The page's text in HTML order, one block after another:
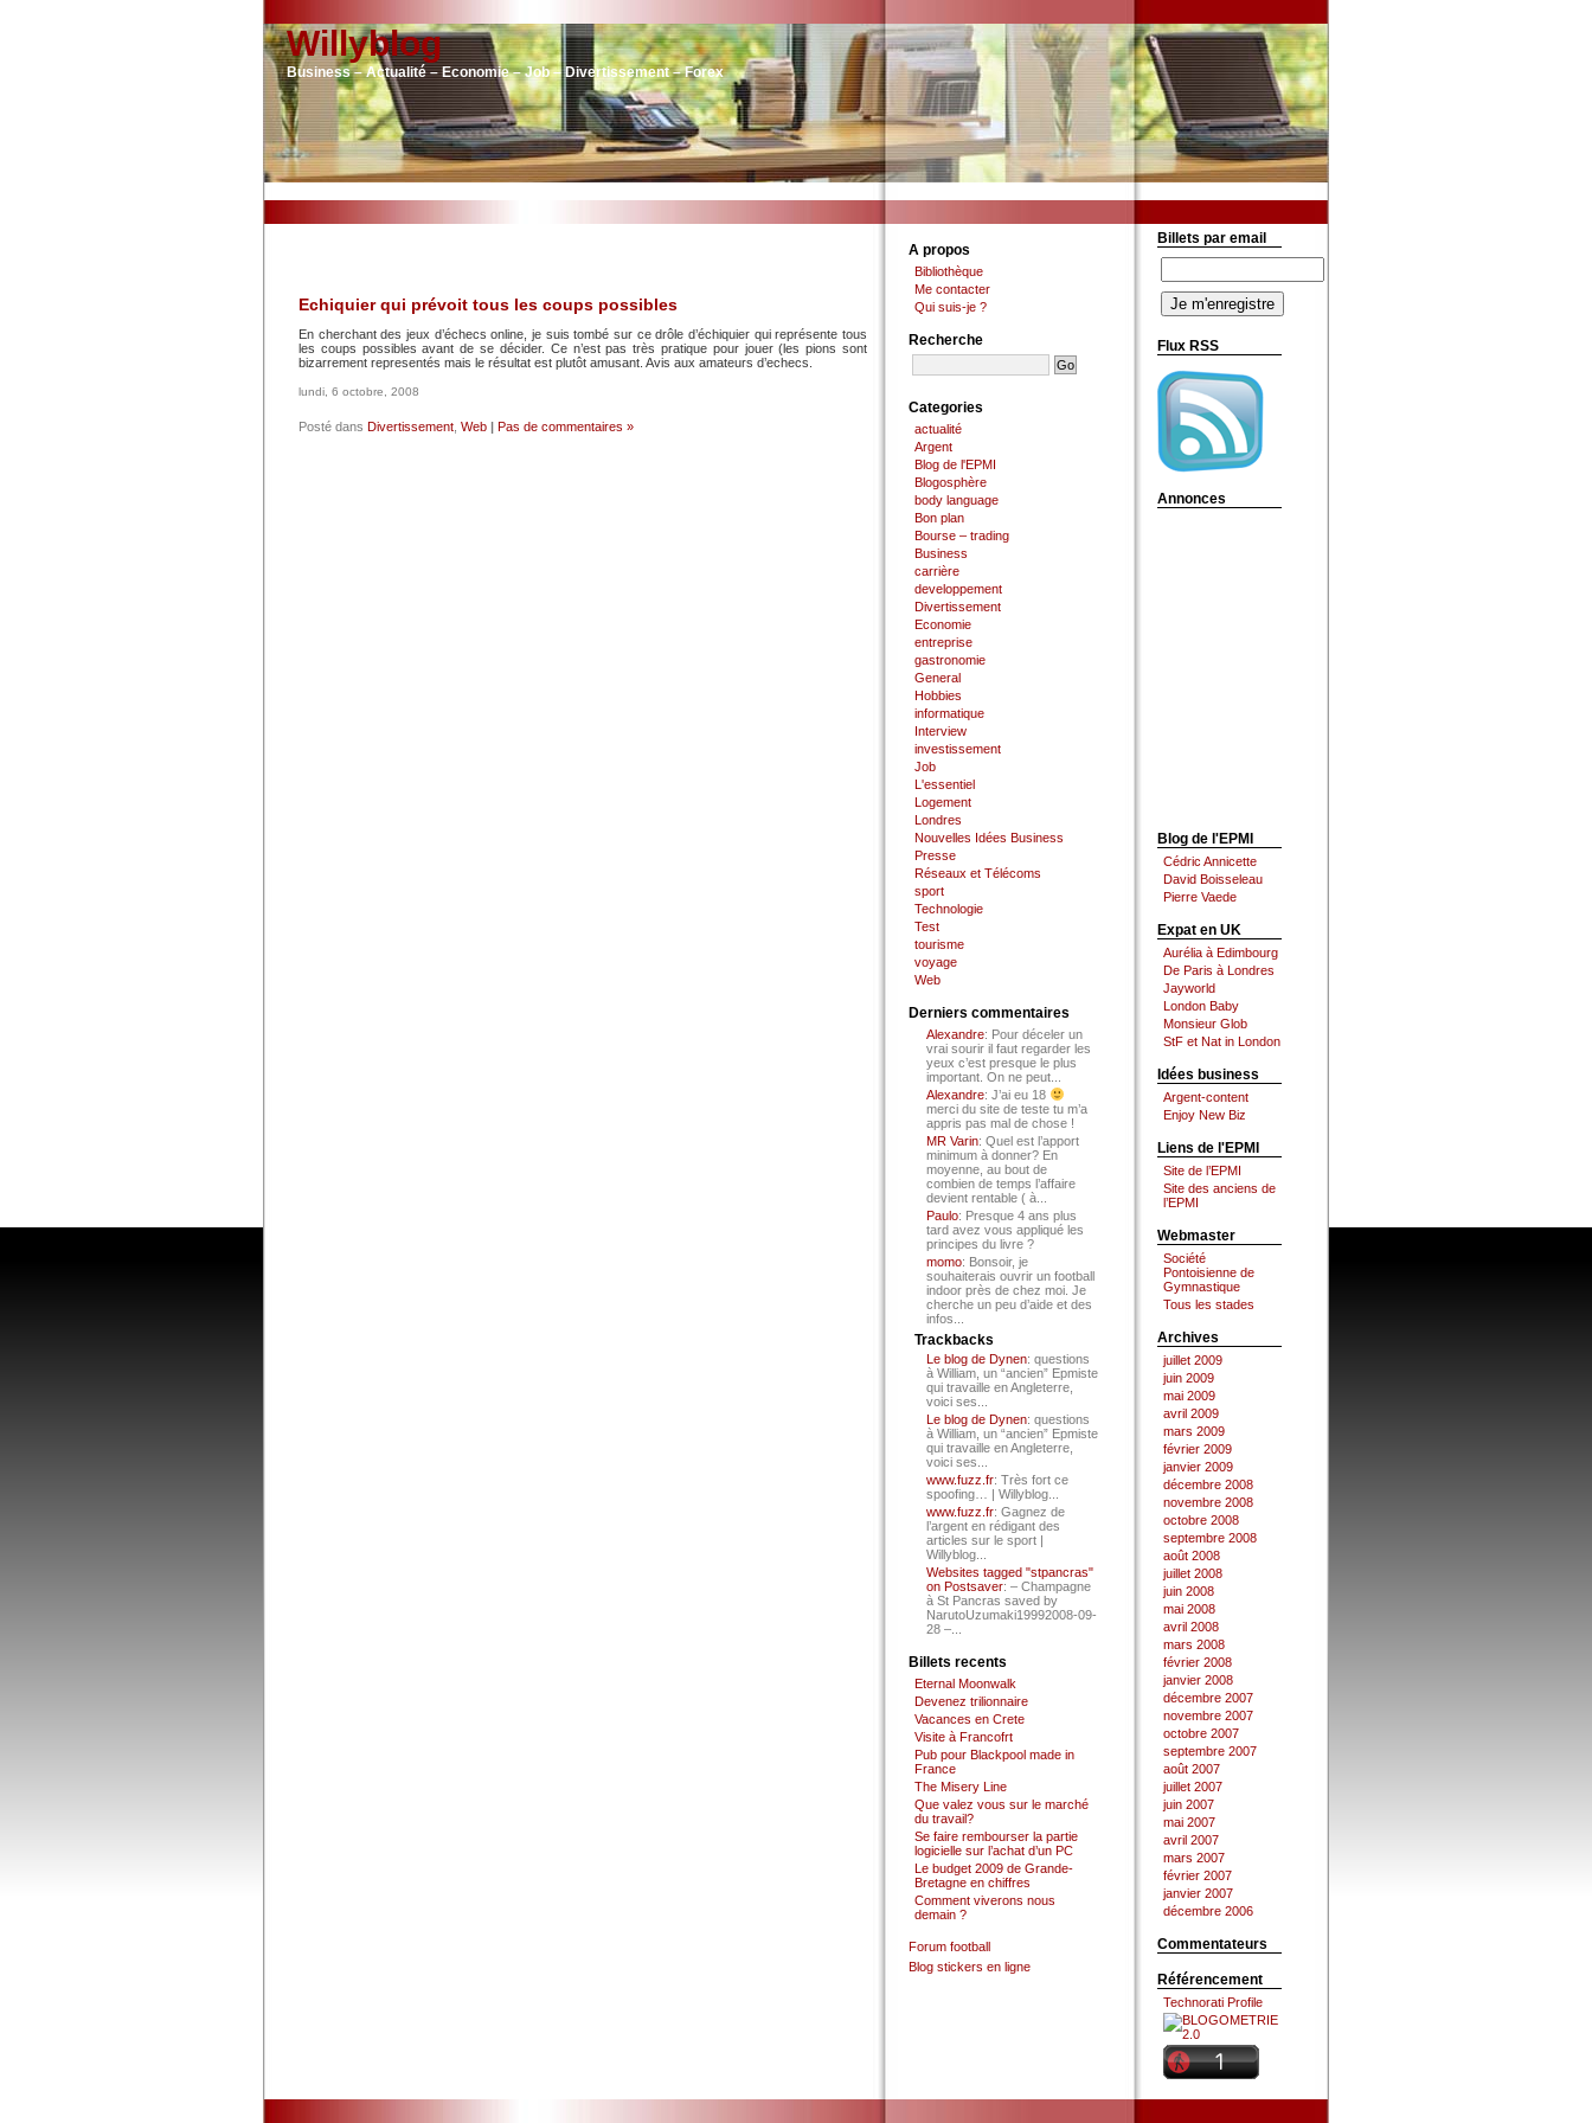
Willyblog
Business – Actualité – Economie – Job – Divertissement – Forex
Echiquier qui prévoit tous les coups possibles
En cherchant des jeux d’échecs online, je suis tombé sur ce drôle d’échiquier qui représente tous
les coups possibles avant de se décider. Ce n’est pas très pratique pour jouer (les pions sont
bizarrement representés mais le résultat est plutôt amusant. Avis aux amateurs d’echecs.
lundi, 6 octobre, 2008
Posté dans Divertissement Web | Pas de commentaires »
A propos
Bibliothèque
Me contacter
Qui suis-je ?
Recherche
Categories
actualité
Argent
Blog de l'EPMI
Blogosphère
body language
Bon plan
Bourse – trading
Business
carrière
developpement
Divertissement
Economie
entreprise
gastronomie
General
Hobbies
informatique
Interview
investissement
Job
L'essentiel
Logement
Londres
Nouvelles Idées Business
Presse
Réseaux et Télécoms
sport
Technologie
Test
tourisme
voyage
Web
Derniers commentaires
Alexandre: Pour déceler un
vrai sourir il faut regarder les
yeux c’est presque le plus
important. On ne peut...
Alexandre: J’ai eu 18
merci du site de teste tu m’a
appris pas mal de chose !
MR Varin: Quel est l’apport
minimum à donner? En
moyenne, au bout de
combien de temps l’affaire
devient rentable ( à...
Paulo: Presque 4 ans plus
tard avez vous appliqué les
principes du livre ?
momo: Bonsoir, je
souhaiterais ouvrir un football
indoor près de chez moi. Je
cherche un peu d’aide et des
infos...
Trackbacks
Le blog de Dynen: questions
à William, un “ancien” Epmiste
qui travaille en Angleterre,
voici ses...
Le blog de Dynen: questions
à William, un “ancien” Epmiste
qui travaille en Angleterre,
voici ses...
www.fuzz.fr: Très fort ce
spoofing… | Willyblog...
www.fuzz.fr: Gagnez de
l’argent en rédigant des
articles sur le sport |
Willyblog...
Websites tagged "stpancras"
on Postsaver: – Champagne
à St Pancras saved by
NarutoUzumaki19992008-09-
28 –...
Billets recents
Eternal Moonwalk
Devenez trilionnaire
Vacances en Crete
Visite à Francofrt
Pub pour Blackpool made in
France
The Misery Line
Que valez vous sur le marché
du travail?
Se faire rembourser la partie
logicielle sur l’achat d’un PC
Le budget 2009 de Grande-
Bretagne en chiffres
Comment viverons nous
demain ?
Forum football
Blog stickers en ligne
Billets par email
Flux RSS
Annonces
Blog de l'EPMI
Cédric Annicette
David Boisseleau
Pierre Vaede
Expat en UK
Aurélia à Edimbourg
De Paris à Londres
Jayworld
London Baby
Monsieur Glob
StF et Nat in London
Idées business
Argent-content
Enjoy New Biz
Liens de l'EPMI
Site de l’EPMI
Site des anciens de
l’EPMI
Webmaster
Société
Pontoisienne de
Gymnastique
Tous les stades
Archives
juillet 2009
juin 2009
mai 2009
avril 2009
mars 2009
février 2009
janvier 2009
décembre 2008
novembre 2008
octobre 2008
septembre 2008
août 2008
juillet 2008
juin 2008
mai 2008
avril 2008
mars 2008
février 2008
janvier 2008
décembre 2007
novembre 2007
octobre 2007
septembre 2007
août 2007
juillet 2007
juin 2007
mai 2007
avril 2007
mars 2007
février 2007
janvier 2007
décembre 2006
Commentateurs
Référencement
Technorati Profile